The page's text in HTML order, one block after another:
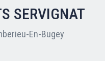
SERVIGNAT
En-Bugey